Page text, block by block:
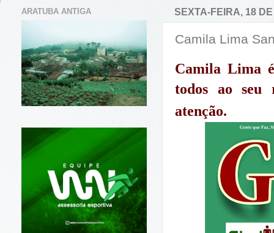
SEXTA-FEIRA, 18
Camila Lima
Camila Lima
todos ao seu
atenção.
ARATUBA ANTIGA